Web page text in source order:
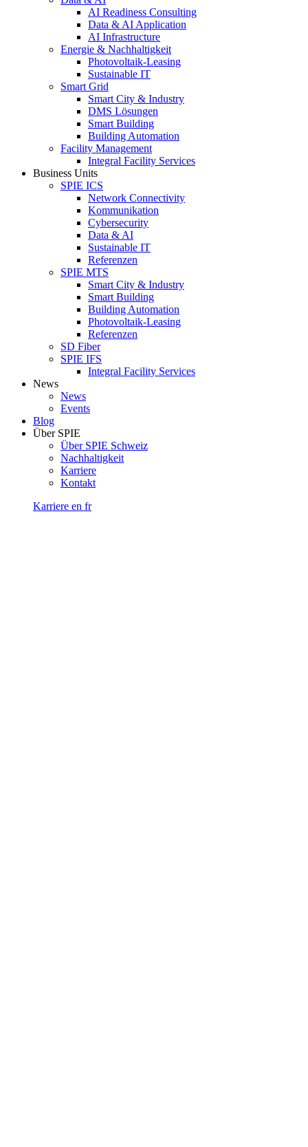
AI Readiness Consulting
Data & AI Application
AI Infrastructure
Energie & Nachhaltigkeit
Photovoltaik-Leasing
Sustainable IT
Smart Grid
Smart City & Industry
DMS Lösungen
Smart Building
Building Automation
Facility Management
Integral Facility Services
Business Units
SPIE ICS
Network Connectivity
Kommunikation
Cybersecurity
Data & AI
Sustainable IT
Referenzen
SPIE MTS
Smart City & Industry
Smart Building
Building Automation
Photovoltaik-Leasing
Referenzen
SD Fiber
SPIE IFS
Integral Facility Services
News
News
Events
Blog
Über SPIE
Über SPIE Schweiz
Nachhaltigkeit
Karriere
Kontakt
Karriere en fr